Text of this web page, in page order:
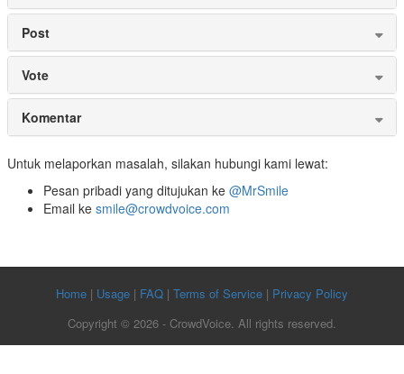
Post
Vote
Komentar
Untuk melaporkan masalah, silakan hubungi kami lewat:
Pesan pribadi yang ditujukan ke @MrSmile
Email ke smile@crowdvoice.com
Home | Usage | FAQ | Terms of Service | Privacy Policy
Copyright © 2026 - CrowdVoice. All rights reserved.